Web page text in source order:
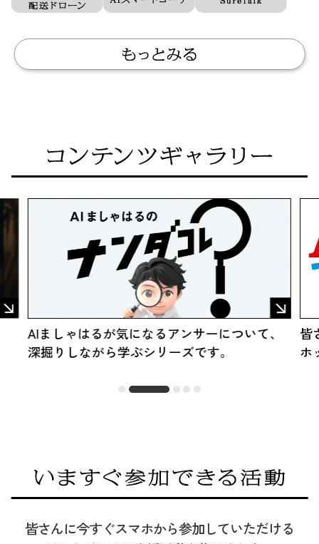
AIましゃはるが気になるアンサーについて、
深掘りしながら学ぶシリーズです。
皆
ホ
皆さんに今すぐスマホから参加していただける​